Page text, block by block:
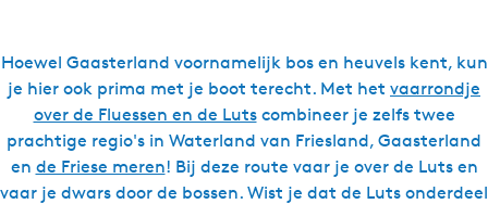
Hoewel Gaasterland voornamelijk bos en heuvels kent, kun
je hier ook prima met je boot terecht. Met het vaarrondje
over de Fluessen en de Lutscombineer je zelfs twee
prachtige regio's in Waterland van Friesland, Gaasterland
en de Friese meren! Bij deze route vaar je over de Luts en
vaar je dwars door de bossen. Wist je dat de Luts onderdeel